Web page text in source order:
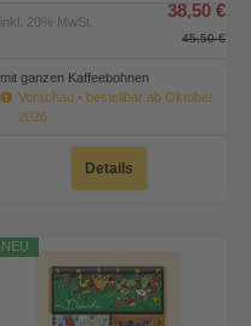
inkl. 20% MwSt.
38,50 €
45,50 €
mit ganzen Kaffeebohnen
Vorschau • bestellbar ab Oktober
2026
Details
NEU